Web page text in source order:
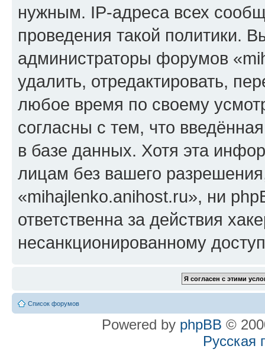
нужным. IP-адреса всех
проведения такой политики.
администраторы форумов
удалить, отредактировать,
любое время по своему
согласны с тем, что
в базе данных. Хотя эта
лицам без вашего
«mihajlenko.anihost.ru», ни
ответственна за действия
несанкционированному
Список форумов
Powered by phpBB ©
Русская